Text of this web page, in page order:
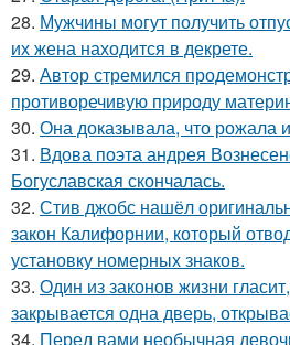
28. Мужчины могут получить
их жена находится в декрете.
29. Автор стремился
противоречивую природу
30. Она доказывала, что рожала
31. Вдова поэта андрея
Богуславская скончалась.
32. Стив джобс нашёл
закон Калифорнии, который
установку номерных знаков.
33. Один из законов жизни
закрывается одна дверь,
34. Перед вами необычная